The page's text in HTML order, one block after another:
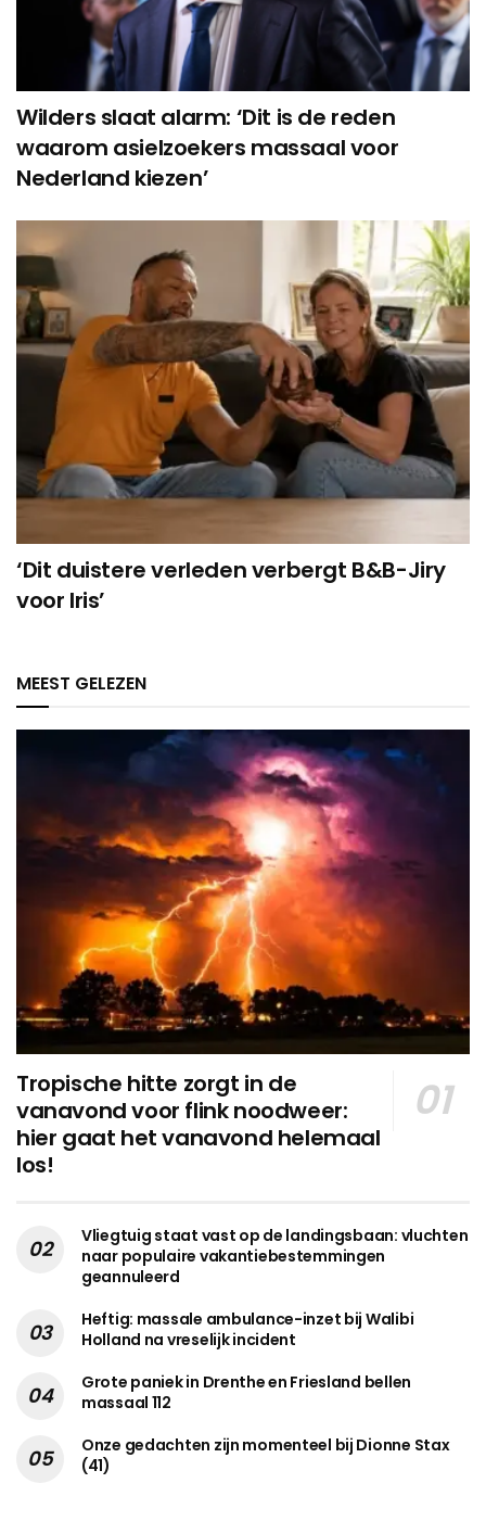
Wilders slaat alarm: ‘Dit is de reden
waarom asielzoekers massaal voor
Nederland kiezen’
‘Dit duistere verleden verbergt B&B-Jiry
voor Iris’
MEEST GELEZEN
Tropische hitte zorgt in de
vanavond voor flink noodweer:
hier gaat het vanavond helemaal
los!
Vliegtuig staat vast op de landingsbaan: vluchten
naar populaire vakantiebestemmingen
geannuleerd
Heftig: massale ambulance-inzet bij Walibi
Holland na vreselijk incident
Grote paniek in Drenthe en Friesland bellen
massaal 112
Onze gedachten zijn momenteel bij Dionne Stax
(41)